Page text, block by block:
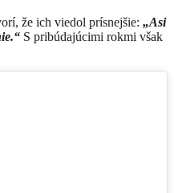
že ich viedol prísnejšie: „Asi
S pribúdajúcimi rokmi však